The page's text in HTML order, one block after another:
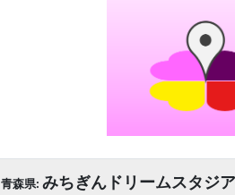
青森県: みちぎんドリームスタジ